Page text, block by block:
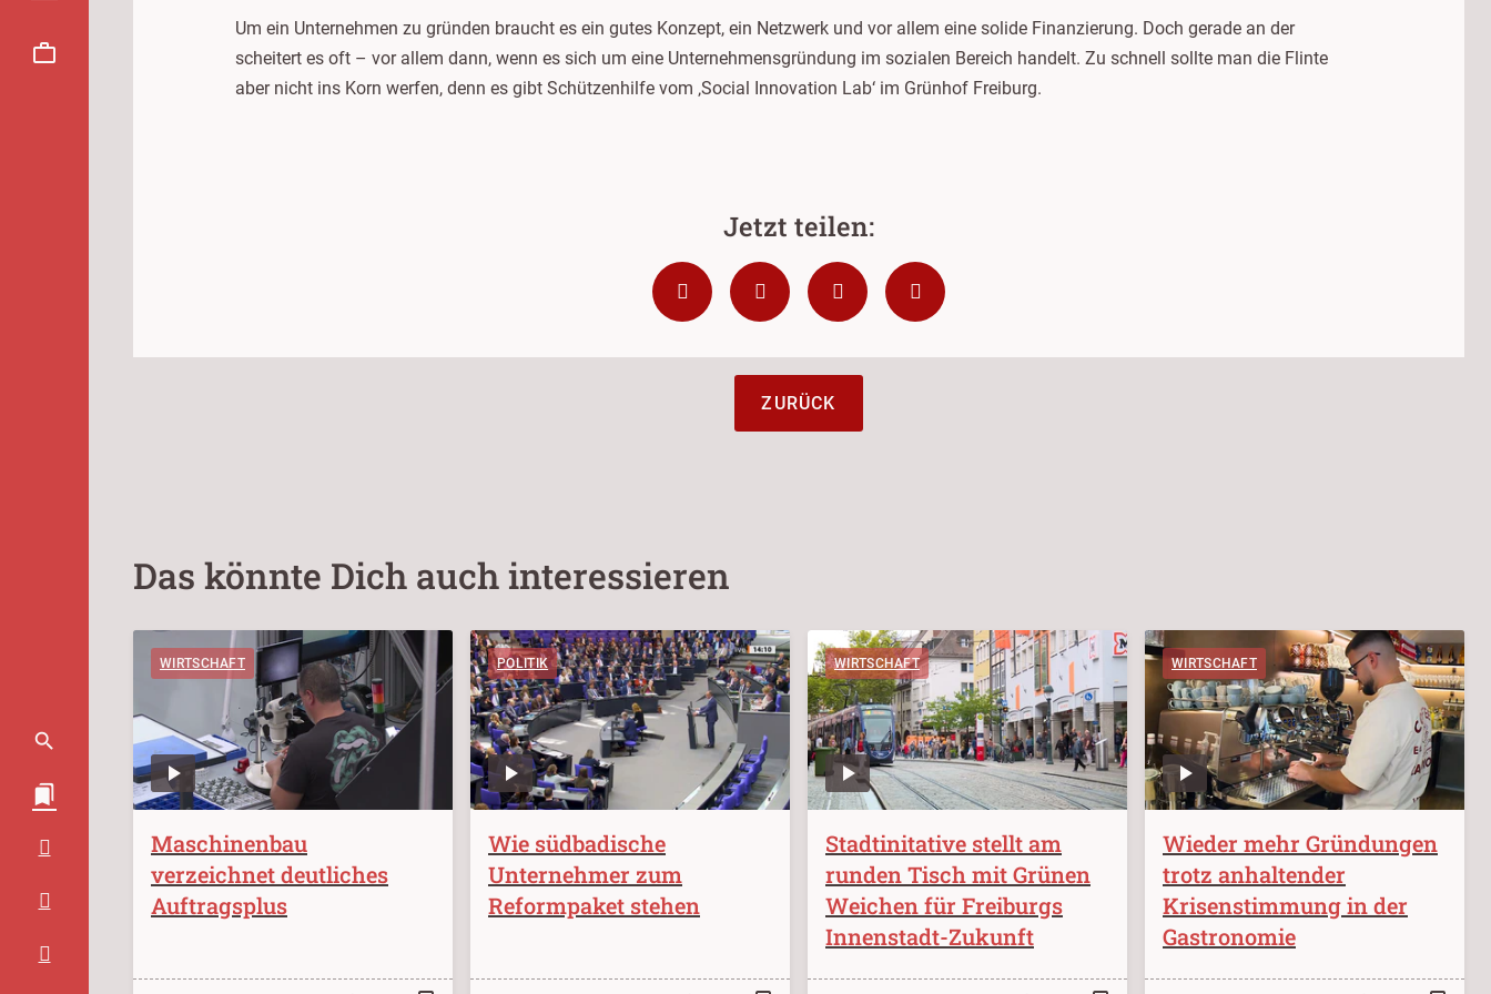
Um ein Unternehmen zu gründen braucht es ein gutes Konzept, ein Netzwerk und vor allem eine solide Finanzierung. Doch gerade an der
scheitert es oft – vor allem dann, wenn es sich um eine Unternehmensgründung im sozialen Bereich handelt. Zu schnell sollte man die Flinte
aber nicht ins Korn werfen, denn es gibt Schützenhilfe vom ‚Social Innovation Lab‘ im Grünhof Freiburg.
ZURÜCK
Das könnte Dich auch interessieren
WIRTSCHAFT
Maschinenbau
verzeichnet deutliches
Auftragsplus
POLITIK
Wie südbadische
Unternehmer zum
Reformpaket stehen
WIRTSCHAFT
Stadtinitative stellt am
runden Tisch mit Grünen
Weichen für Freiburgs
Innenstadt-Zukunft
WIRTSCHAFT
Wieder mehr Gründungen
trotz anhaltender
Krisenstimmung in der
Gastronomie